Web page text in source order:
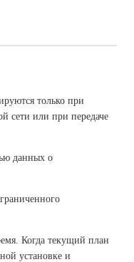
только при
сети или при передаче
данных о
Когда текущий план
установке и